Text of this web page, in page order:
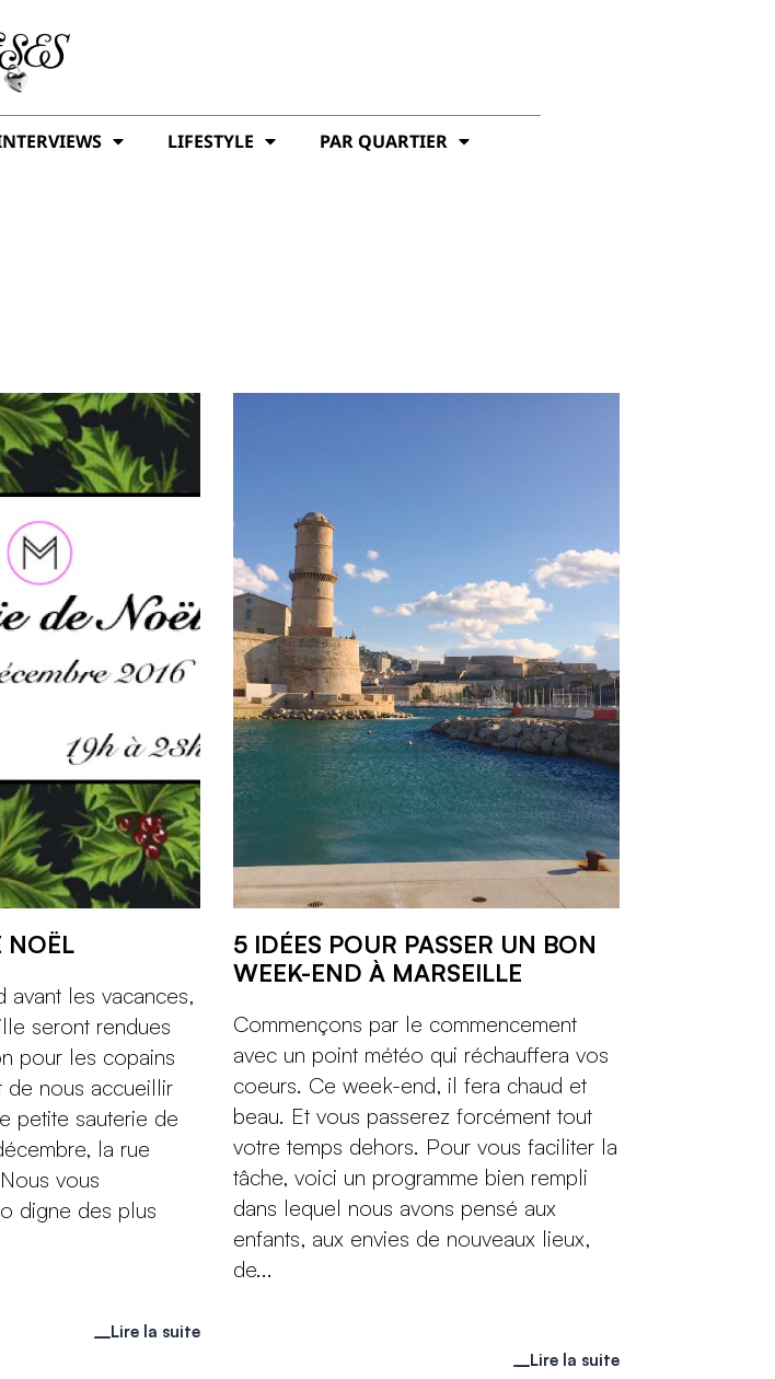
LIFESTYLE PAR QUARTIER
NOËL
avant les vacances,
seront rendues
pour les copains
de nous accueillir
petite sauterie de
la rue
vous
digne des plus
Lire la suite
5 IDÉES POUR PASSER UN BON
WEEK-END À MARSEILLE
Commençons par le commencement
avec un point météo qui réchauffera vos
coeurs. Ce week-end, il fera chaud et
beau. Et vous passerez forcément tout
votre temps dehors. Pour vous faciliter la
tâche, voici un programme bien rempli
dans lequel nous avons pensé aux
enfants, aux envies de nouveaux lieux,
de...
Lire la suite